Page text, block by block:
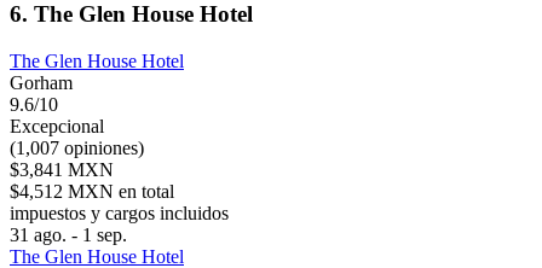
6. The Glen House Hotel
The Glen House Hotel
Gorham
9.6/10
Excepcional
(1,007 opiniones)
$3,841 MXN
$4,512 MXN en total
impuestos y cargos incluidos
31 ago. - 1 sep.
The Glen House Hotel